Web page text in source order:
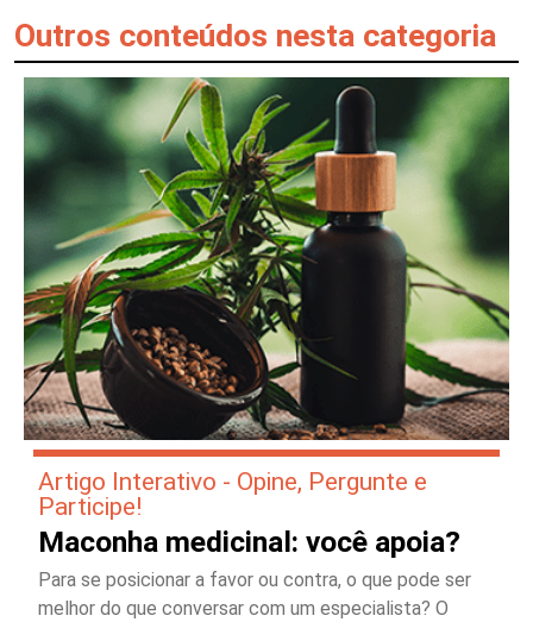
Outros conteúdos nesta categoria
Artigo Interativo - Opine, Pergunte e
Participe!
Maconha medicinal: você apoia?
Para se posicionar a favor ou contra, o que pode ser
melhor do que conversar com um especialista? O